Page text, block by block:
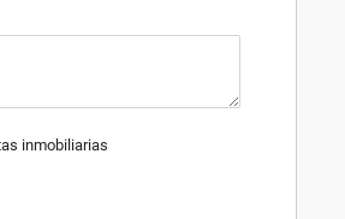
inmobiliarias